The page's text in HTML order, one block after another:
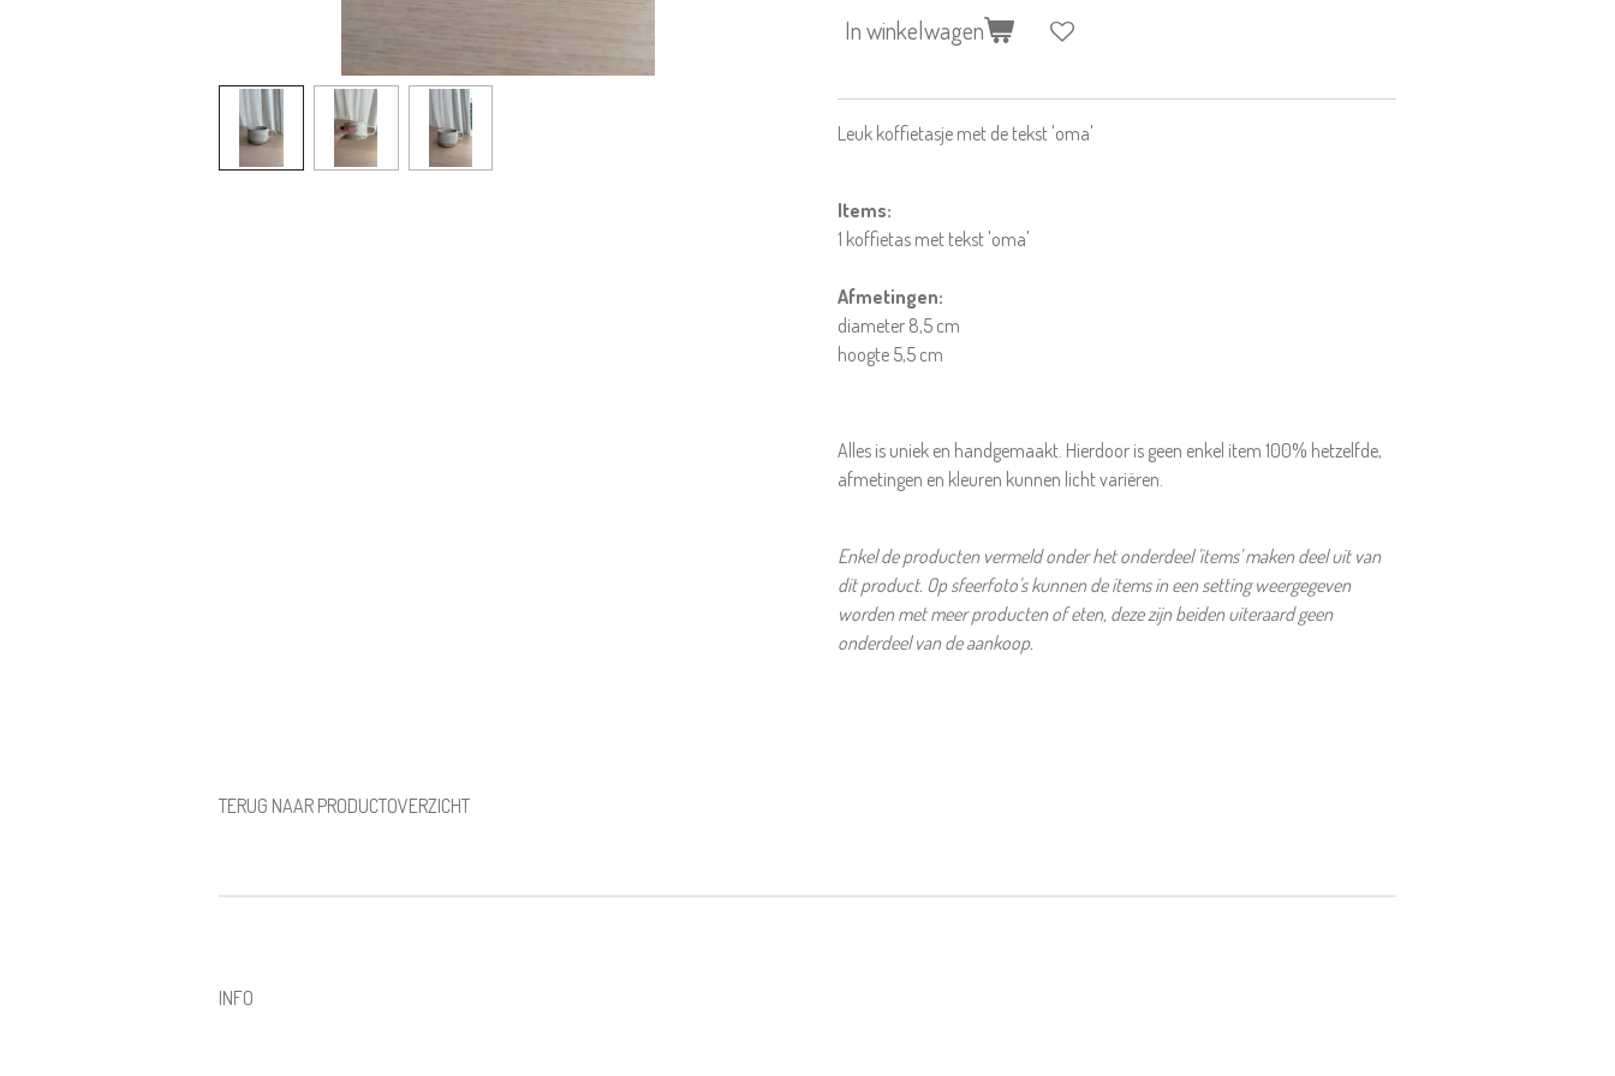
In winkelwagen
Leuk koffietasje met de tekst 'oma'
Items:
1 koffietas met tekst 'oma'
Afmetingen:
diameter 8,5 cm
hoogte 5,5 cm
Alles is uniek en handgemaakt. Hierdoor is geen enkel item 100% hetzelfde,
afmetingen en kleuren kunnen licht variëren.
Enkel de producten vermeld onder het onderdeel 'items' maken deel uit van
dit product. Op sfeerfoto's kunnen de items in een setting weergegeven
worden met meer producten of eten, deze zijn beiden uiteraard geen
onderdeel van de aankoop.
TERUG NAAR PRODUCTOVERZICHT
INFO